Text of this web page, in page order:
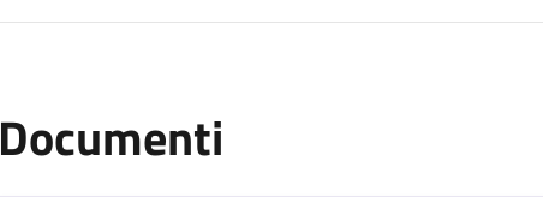
Documenti